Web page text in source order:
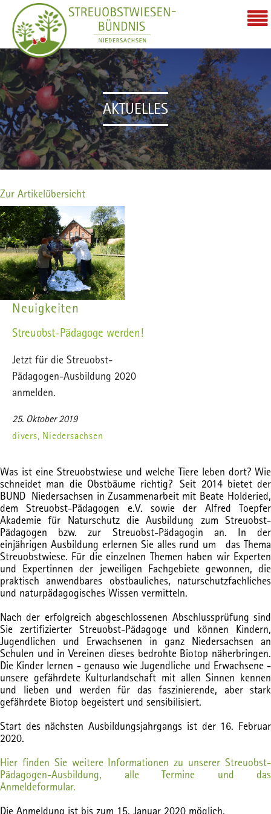
AKTUELLES
Zur Artikelübersicht
Neuigkeiten
Streuobst-Pädagoge werden!
Jetzt für die Streuobst-
Pädagogen-Ausbildung 2020
anmelden.
25. Oktober 2019
divers, Niedersachsen
Was ist eine Streuobstwiese und welche Tiere leben dort? Wie
schneidet man die Obstbäume richtig? Seit 2014 bietet der
BUND Niedersachsen in Zusammenarbeit mit Beate Holderied,
dem Streuobst-Pädagogen e.V. sowie der Alfred Toepfer
Akademie für Naturschutz die Ausbildung zum Streuobst-
Pädagogen bzw. zur Streuobst-Pädagogin an. In der
einjährigen Ausbildung erlernen Sie alles rund um das Thema
Streuobstwiese. Für die einzelnen Themen haben wir Experten
und Expertinnen der jeweiligen Fachgebiete gewonnen, die
praktisch anwendbares obstbauliches, naturschutzfachliches
und naturpädagogisches Wissen vermitteln.
Nach der erfolgreich abgeschlossenen Abschlussprüfung sind
Sie zertifizierter Streuobst-Pädagoge und können Kindern,
Jugendlichen und Erwachsenen in ganz Niedersachsen an
Schulen und in Vereinen dieses bedrohte Biotop näherbringen.
Die Kinder lernen - genauso wie Jugendliche und Erwachsene -
unsere gefährdete Kulturlandschaft mit allen Sinnen kennen
und lieben und werden für das faszinierende, aber stark
gefährdete Biotop begeistert und sensibilisiert.
Start des nächsten Ausbildungsjahrgangs ist der 16. Februar
2020.
Hier finden Sie weitere Informationen zu unserer Streuobst-
Pädagogen-Ausbildung, alle Termine und das
Anmeldeformular.
Die Anmeldung ist bis zum 15. Januar 2020 möglich.